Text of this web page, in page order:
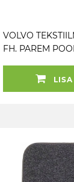
VOLVO
FH. PAREM